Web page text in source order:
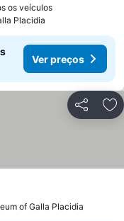
os veículos
Placidia
Ver preços
Partilhar
of Galla Placidia